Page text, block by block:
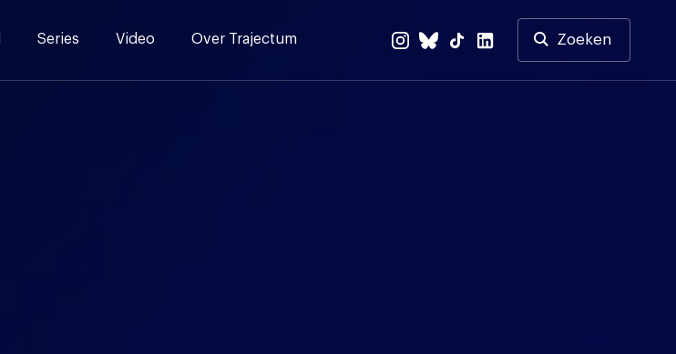
Series Video Over Trajectum Zoeken